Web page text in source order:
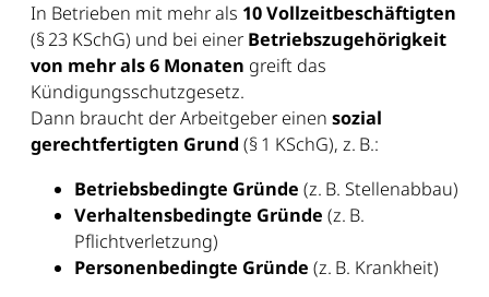
In Betrieben mit mehr als 10 Vollzeitbeschäftigten
(§ 23 KSchG) und bei einer Betriebszugehörigkeit
von mehr als 6 Monaten greift das
Kündigungsschutzgesetz.
Dann braucht der Arbeitgeber einen sozial
gerechtfertigten Grund (§ 1 KSchG), z. B.:
Betriebsbedingte Gründe (z. B. Stellenabbau)
Verhaltensbedingte Gründe (z. B.
Pflichtverletzung)
Personenbedingte Gründe (z. B. Krankheit)